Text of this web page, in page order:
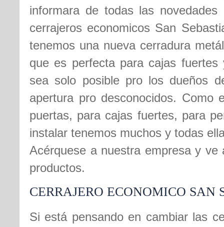
informara de todas las
cerrajeros economicos San
tenemos una nueva cerradura
que es perfecta para cajas
sea solo posible pro los dueños
apertura pro desconocidos. Como
puertas, para cajas fuertes, para
instalar tenemos muchos y todas
Acérquese a nuestra empresa y
productos.
CERRAJERO ECONOMICO SAN
Si está pensando en cambiar las